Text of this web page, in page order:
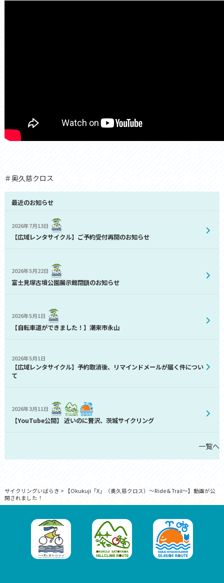
＃奥久慈クロス
最近のお知らせ
2026年7月13日
【広域レンタサイクル】ご予約受付再開のお知らせ
2026年5月22日
富士見塚古墳公園展示館閉鎖のお知らせ
2026年5月1日
【自転車道ができました！】潮来市永山
2026年5月1日
【広域レンタサイクル】予約取消後、リマインドメールが届く件につい
て
2026年3月11日
【YouTube公開】 近いのに贅沢、茨城サイクリング
一覧へ
サイクリングいばらき >
【Okukuji「X」（奥久慈クロス）～Ride＆Trail～】動画が公
開されました！